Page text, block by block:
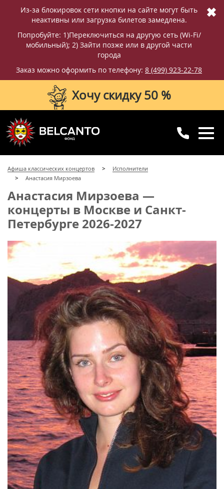
Из-за блокировок сети кнопки на сайте могут быть
неактивны или загрузка билетов замедлена.
Попробуйте: 1)Переключиться на другую сеть (Wi-Fi/
мобильный); 2) Зайти позже или в другой части
города
Заказ можно оформить по телефону: 8 (499) 923-22-78
✖
Хочу скидку 50 %
8 (499) 923-22-78
с 10:00 до 20:00
Афиша классических концертов
Исполнители
Анастасия Мирзоева
Анастасия Мирзоева —
концерты в Москве и Санкт-
Петербурге 2026-2027